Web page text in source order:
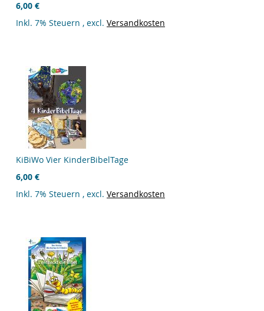
6,00 €
Inkl. 7% Steuern , excl. Versandkosten
KiBiWo Vier KinderBibelTage
6,00 €
Inkl. 7% Steuern , excl. Versandkosten